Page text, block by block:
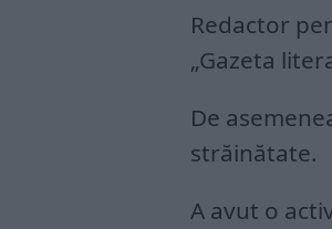
Redactor
„Gazeta
De
străinătate.
A avut o